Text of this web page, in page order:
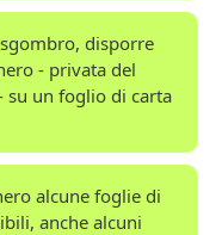
disporre
- privata del
su un foglio di carta
alcune foglie di
anche alcuni